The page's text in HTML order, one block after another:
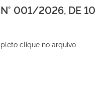
001/2026, DE 10
clique no arquivo